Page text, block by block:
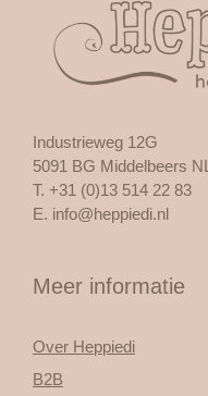
Industrieweg 12G
5091 BG Middelbeers NL
T. +31 (0)13 514 22 83
E. info@heppiedi.nl
Meer informatie
Over Heppiedi
B2B